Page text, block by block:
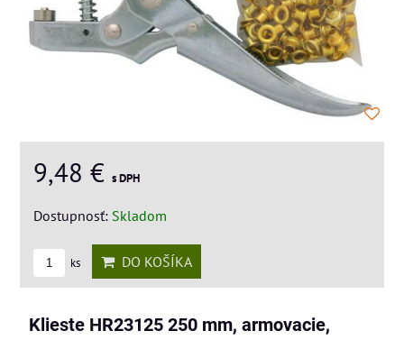
9,48 € s DPH
Dostupnosť: Skladom
ks DO KOŠÍKA
Klieste HR23125 250 mm, armovacie,